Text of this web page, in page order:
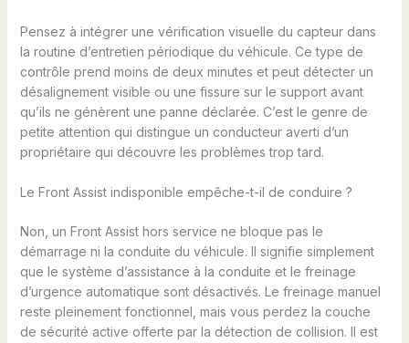
Pensez à intégrer une vérification visuelle du capteur dans
la routine d’entretien périodique du véhicule. Ce type de
contrôle prend moins de deux minutes et peut détecter un
désalignement visible ou une fissure sur le support avant
qu’ils ne génèrent une panne déclarée. C’est le genre de
petite attention qui distingue un conducteur averti d’un
propriétaire qui découvre les problèmes trop tard.
Le Front Assist indisponible empêche-t-il de conduire ?
Non, un Front Assist hors service ne bloque pas le
démarrage ni la conduite du véhicule. Il signifie simplement
que le système d’assistance à la conduite et le freinage
d’urgence automatique sont désactivés. Le freinage manuel
reste pleinement fonctionnel, mais vous perdez la couche
de sécurité active offerte par la détection de collision. Il est